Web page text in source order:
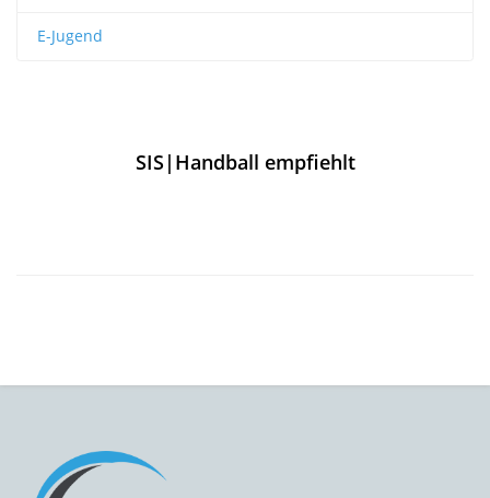
E-Jugend
SIS|Handball empfiehlt